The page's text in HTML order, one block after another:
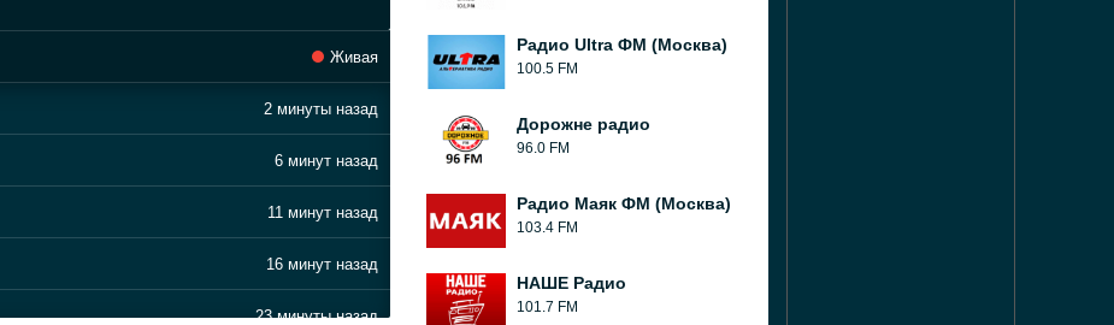
Живая
2 минуты назад
6 минут назад
11 минут назад
16 минут назад
23 минуты назад
Радио Ultra ФМ (Москва)
100.5 FM
Дорожне радио
96.0 FM
Радио Маяк ФМ (Москва)
103.4 FM
НАШЕ Радио
101.7 FM